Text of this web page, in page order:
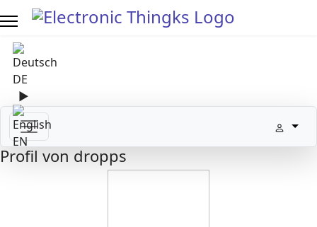
Sprache auswählen
DE
▶
ENSprache zu English wechseln
Profil von dropps